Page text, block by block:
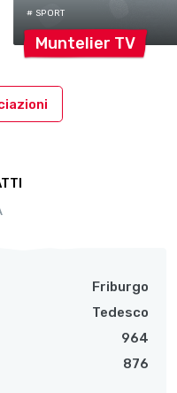
# SPORT
Muntelier TV
Friburgo
Tedesco
964
876